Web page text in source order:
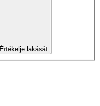
Értékelje lakását